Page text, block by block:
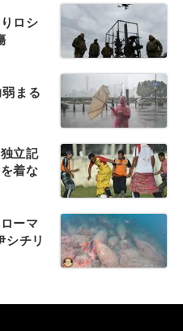
ロシ
まる
立記
着な
ーマ
シチリ